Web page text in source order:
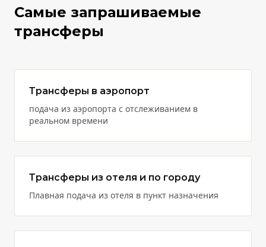
Самые запрашиваемые
трансферы
Трансферы в аэропорт
подача из аэропорта с отслеживанием в
реальном времени
Трансферы из отеля и по городу
Плавная подача из отеля в пункт назначения